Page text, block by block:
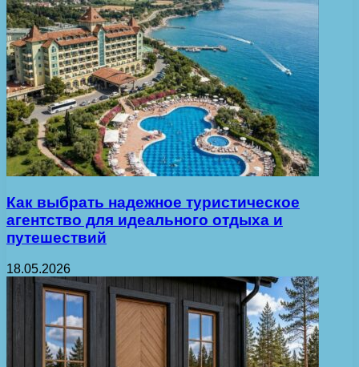
Как выбрать надежное туристическое
агентство для идеального отдыха и
путешествий
18.05.2026